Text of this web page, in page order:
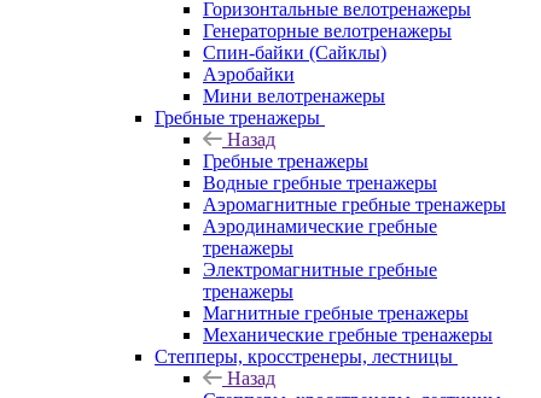
Горизонтальные велотренажеры
Генераторные велотренажеры
Спин-байки (Сайклы)
Аэробайки
Мини велотренажеры
Гребные тренажеры
Назад
Гребные тренажеры
Водные гребные тренажеры
Аэромагнитные гребные тренажеры
Аэродинамические гребные
тренажеры
Электромагнитные гребные
тренажеры
Магнитные гребные тренажеры
Механические гребные тренажеры
Степперы, кросстренеры, лестницы
Назад